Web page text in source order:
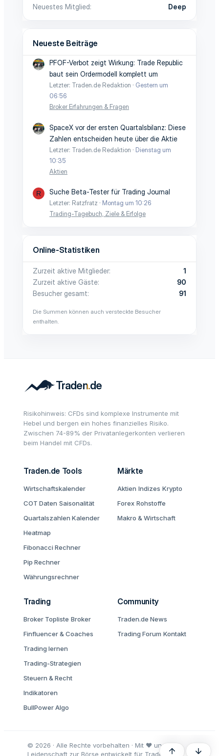
Neuestes Mitglied
Deep
Neueste Beiträge
PFOF-Verbot zeigt Wirkung: Trade Republic
baut sein Ordermodell komplett um
Letzter: Traden.de Redaktion
Gestern um
06:56
Broker Erfahrungen & Fragen
SpaceX vor der ersten Quartalsbilanz: Diese
Zahlen entscheiden heute über die Aktie
Letzter: Traden.de Redaktion
Dienstag um
10:35
Aktien
R Suche Beta-Tester für Trading Journal
Letzter: Ratzfratz
Montag um 10:26
Trading-Tagebuch, Ziele & Erfolge
Online-Statistiken
Zurzeit aktive Mitglieder
1
Zurzeit aktive Gäste
90
Besucher gesamt
91
Die Summen können auch versteckte Besucher
enthalten.
Risikohinweis: CFDs sind komplexe Instrumente mit
Hebel und bergen ein hohes finanzielles Risiko.
Zwischen 74-89% der Privatanlegerkonten verlieren
beim Handel mit CFDs.
Traden.de Tools
Wirtschaftskalender
COT Daten Saisonalität
Quartalszahlen Kalender
Heatmap
Fibonacci Rechner
Pip Rechner
Währungsrechner
Märkte
Aktien Indizes Krypto
Forex Rohstoffe
Makro & Wirtschaft
Trading
Broker Topliste Broker
Finfluencer & Coaches
Trading lernen
Trading-Strategien
Steuern & Recht
Indikatoren
BullPower Algo
Community
Traden.de News
Trading Forum Kontakt
© 2026 · Alle Rechte vorbehalten · Mit ♥ und
Leidenschaft zur Börse entwickelt für Trader undOben Unten